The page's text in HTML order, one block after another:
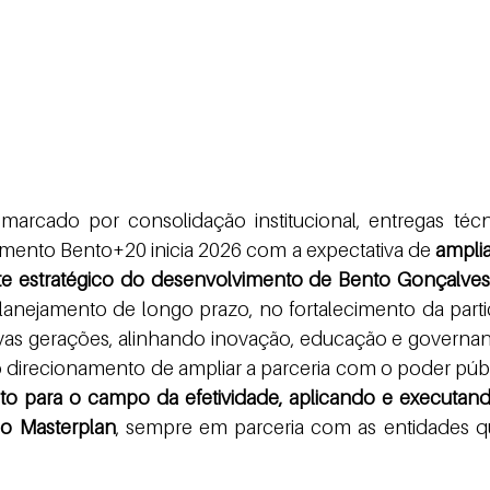
Bento+20 inicia 2026 com a expectativa de
estratégico do desenvolvimento de Bento Gonçalves
de longo prazo, no fortalecimento da
gerações, alinhando inovação, educação e
direcionamento de ampliar a parceria com o poder
para o campo da efetividade, aplicando e
Masterplan, sempre em parceria com as entidades